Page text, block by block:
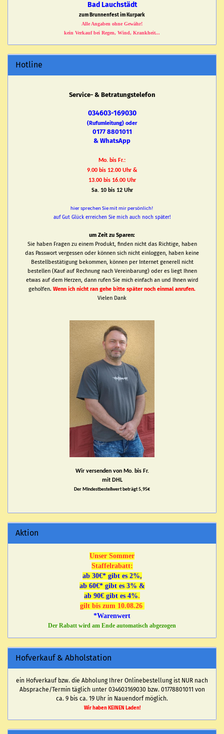
Bad Lauchstädt
zum Brunnenfest im Kurpark
Alle Angaben ohne Gewähr!
kein Verkauf bei Regen, Wind, Krankheit...
Hotline
Service- & Betratungstelefon
034603-169030
(Rufumleitung) oder
0177 8801011
& WhatsApp
Mo. bis Fr.:
9.00 bis 12.00 Uhr &
13.00 bis 16.00 Uhr
Sa. 10 bis 12 Uhr
hier sprechen Sie mit mir persönlich!
auf Gut Glück erreichen Sie mich auch noch später!
um Zeit zu Sparen:
Sie haben Fragen zu einem Produkt, finden nicht das Richtige, haben
das Passwort vergessen oder können sich nicht einloggen, haben keine
Bestellbestätigung bekommen, können per Internet generell nicht
bestellen (Kauf auf Rechnung nach Vereinbarung) oder es liegt Ihnen
etwas auf dem Herzen, dann rufen Sie mich einfach an und Ihnen wird
geholfen. Wenn ich nicht ran gehe bitte später noch einmal anrufen.
Vielen Dank
Wir versenden von Mo. bis Fr.
mit DHL
Der Mindestbestellwert beträgt 5,95€
Aktion
Unser Sommer
Staffelrabatt:
ab 30€* gibt es 2%,
ab 60€* gibt es 3% &
ab 90€ gibt es 4%.
gilt bis zum 10.08.26
*Warenwert
Der Rabatt wird am Ende automatisch abgezogen
Hofverkauf & Abholstation
ein Hofverkauf bzw. die Abholung Ihrer Onlinebestellung ist NUR nach
Absprache/Termin täglich unter 034603169030 bzw. 01778801011 von
ca. 9 bis ca. 19 Uhr in Nauendorf möglich.
Wir haben KEINEN Laden!